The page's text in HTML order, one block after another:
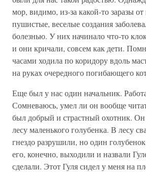
мор, видимо, из-за какой-то заразы
пушистые, веселые создания
болезнью. У них начинало что-то
и они кричали, совсем как дети.
часами ходила по коридору вдоль
на руках очередного погибающего
Еще был у нас один начальник.
Сомневаюсь, умел ли он вообще
был добрый и страстный охотник.
лесу маленького голубенка. В лесу
гнездо разрушили, но один
его, конечно, выходили и назвали
сделали. Этот Гуля сидел у меня на